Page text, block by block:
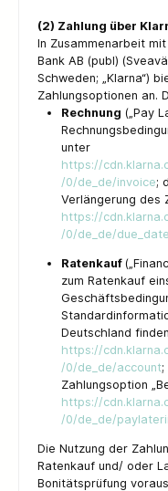
(2) Zahlung über
In Zusammenarbeit
Bank AB (publ)
Schweden; „Klarna“)
Zahlungsoptionen an.
Rechnung („Pay
unter
https://
/0/de_de/invoice;
Verlängerung des
https://
/0/de_de/
Ratenkauf
zum Ratenkauf
Deutschland
https://
/0/de_de/account;
Zahlungsoption
https://
/0/de_de/
Die Nutzung der
Ratenkauf und/ oder
Bonitätsprüfung